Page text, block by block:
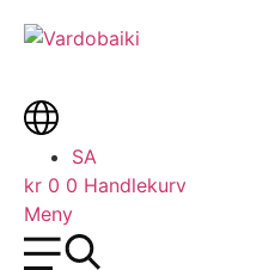
Main
Menu
SA
kr 0 0 Handlekurv
Meny